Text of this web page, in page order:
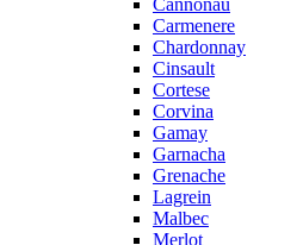
Carmenere
Chardonnay
Cinsault
Cortese
Corvina
Gamay
Garnacha
Grenache
Lagrein
Malbec
Merlot